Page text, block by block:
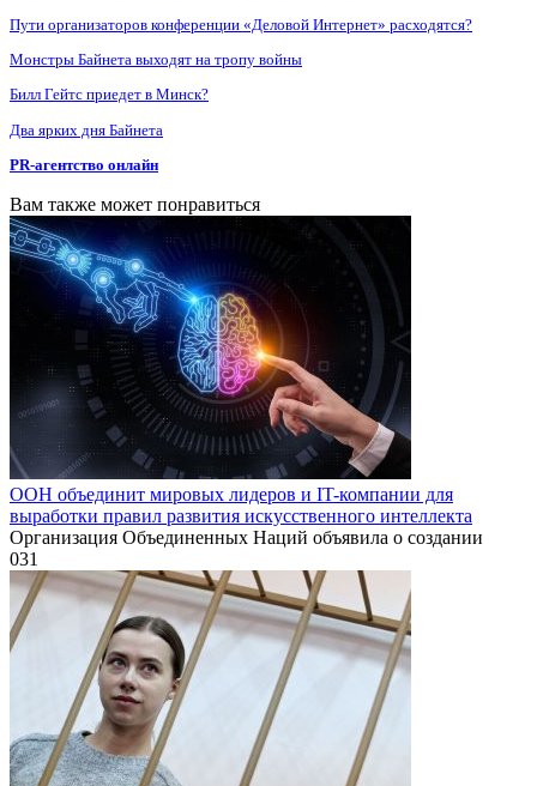
Пути организаторов конференции «Деловой Интернет» расходятся?
Монстры Байнета выходят на тропу войны
Билл Гейтс приедет в Минск?
Два ярких дня Байнета
PR-агентство онлайн
Вам также может понравиться
ООН объединит мировых лидеров и IT-компании для
выработки правил развития искусственного интеллекта
Организация Объединенных Наций объявила о создании
031